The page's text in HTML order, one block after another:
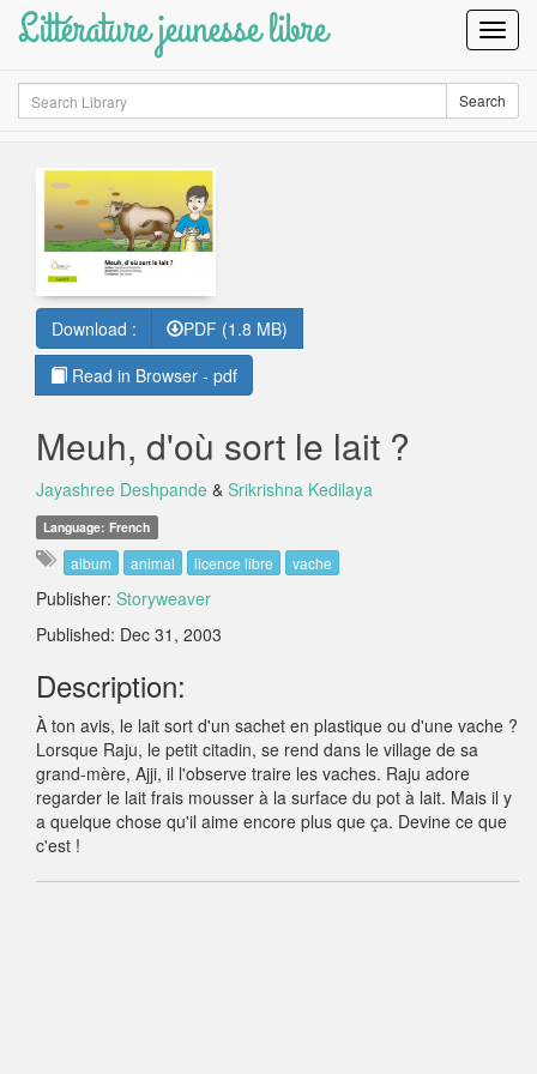
Littérature jeunesse libre
Search Search
Download :
PDF (1.8 MB)
Read in Browser - pdf
Meuh, d'où sort le lait ?
Jayashree Deshpande & Srikrishna Kedilaya
Language: French
album animal licence libre vache
Publisher: Storyweaver
Published: Dec 31, 2003
Description:
À ton avis, le lait sort d'un sachet en plastique ou d'une vache ?
Lorsque Raju, le petit citadin, se rend dans le village de sa
grand-mère, Ajji, il l'observe traire les vaches. Raju adore
regarder le lait frais mousser à la surface du pot à lait. Mais il y
a quelque chose qu'il aime encore plus que ça. Devine ce que
c'est !